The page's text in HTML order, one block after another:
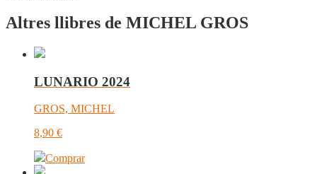
Altres llibres de MICHEL GROS
LUNARIO 2024
GROS, MICHEL
8,90 €
Comprar